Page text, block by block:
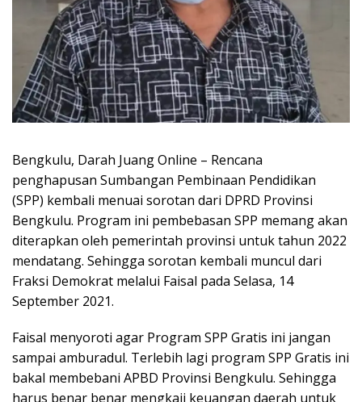
Bengkulu, Darah Juang Online – Rencana
penghapusan Sumbangan Pembinaan Pendidikan
(SPP) kembali menuai sorotan dari DPRD Provinsi
Bengkulu. Program ini pembebasan SPP memang akan
diterapkan oleh pemerintah provinsi untuk tahun 2022
mendatang. Sehingga sorotan kembali muncul dari
Fraksi Demokrat melalui Faisal pada Selasa, 14
September 2021.
Faisal menyoroti agar Program SPP Gratis ini jangan
sampai amburadul. Terlebih lagi program SPP Gratis ini
bakal membebani APBD Provinsi Bengkulu. Sehingga
harus benar benar mengkaji keuangan daerah untuk